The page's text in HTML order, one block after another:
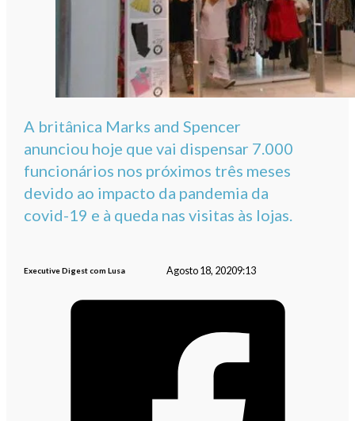
A britânica Marks and Spencer
anunciou hoje que vai dispensar 7.000
funcionários nos próximos três meses
devido ao impacto da pandemia da
covid-19 e à queda nas visitas às lojas.
Executive Digest com Lusa Agosto 18, 20209:13